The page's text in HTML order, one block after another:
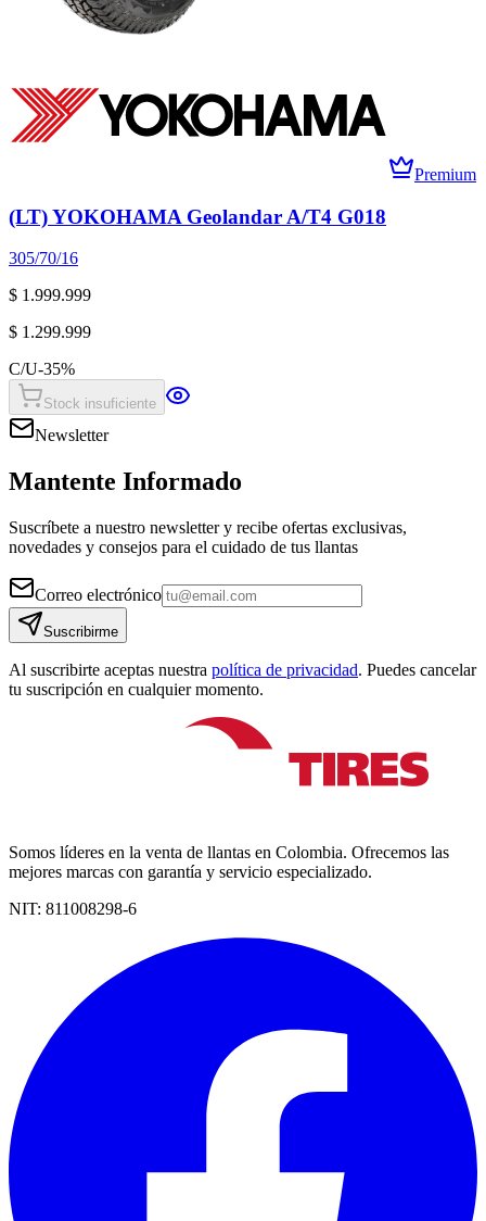
Premium
(LT) YOKOHAMA Geolandar A/T4 G018
305/70/16
$ 1.999.999
$ 1.299.999
C/U-35%
Stock insuficiente
Newsletter
Mantente Informado
Suscríbete a nuestro newsletter y recibe ofertas exclusivas,
novedades y consejos para el cuidado de tus llantas
Correo electrónico
Suscribirme
Al suscribirte aceptas nuestra política de privacidad. Puedes cancelar
tu suscripción en cualquier momento.
Somos líderes en la venta de llantas en Colombia. Ofrecemos las
mejores marcas con garantía y servicio especializado.
NIT: 811008298-6